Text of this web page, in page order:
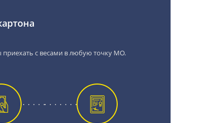
приехать с весами в любую точку МО.